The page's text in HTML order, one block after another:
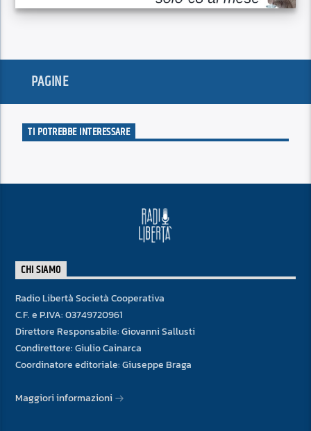
PAGINE
TI POTREBBE INTERESSARE
CHI SIAMO
Radio Libertà Società Cooperativa
C.F. e P.IVA: 03749720961
Direttore Responsabile: Giovanni Sallusti
Condirettore: Giulio Cainarca
Coordinatore editoriale: Giuseppe Braga
Maggiori informazioni